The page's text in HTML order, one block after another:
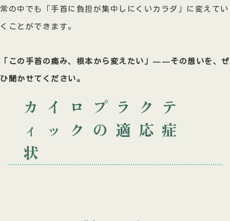
常の中でも「手首に負担が集中しにくいカラダ」に変えてい
くことができます。
「この手首の痛み、根本から変えたい」——その想いを、ぜ
ひ聞かせてください。
カイロプラクテ
ィックの適応症
状